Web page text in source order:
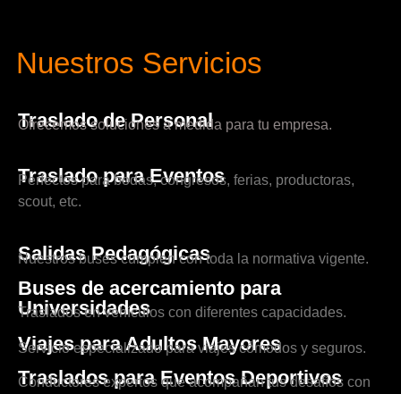
Nuestros Servicios
Traslado de Personal
Ofrecemos soluciones a medida para tu empresa.
Traslado para Eventos
Perfectos para bodas, congresos, ferias, productoras,
scout, etc.
Salidas Pedagógicas
Nuestros buses cumplen con toda la normativa vigente.
Buses de acercamiento para
Universidades
Traslados en vehículos con diferentes capacidades.
Viajes para Adultos Mayores
Servicio especializado para viajes cómodos y seguros.
Traslados para Eventos Deportivos
Conductores expertos que acompañan tus desafíos con